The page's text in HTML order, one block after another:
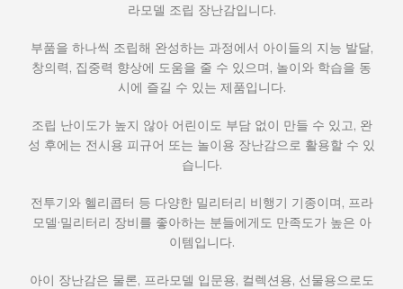
라모델 조립 장난감입니다.
부품을 하나씩 조립해 완성하는 과정에서 아이들의 지능 발달,
창의력, 집중력 향상에 도움을 줄 수 있으며, 놀이와 학습을 동
시에 즐길 수 있는 제품입니다.
조립 난이도가 높지 않아 어린이도 부담 없이 만들 수 있고, 완
성 후에는 전시용 피규어 또는 놀이용 장난감으로 활용할 수 있
습니다.
전투기와 헬리콥터 등 다양한 밀리터리 비행기 기종이며, 프라
모델·밀리터리 장비를 좋아하는 분들에게도 만족도가 높은 아
이템입니다.
아이 장난감은 물론, 프라모델 입문용, 컬렉션용, 선물용으로도